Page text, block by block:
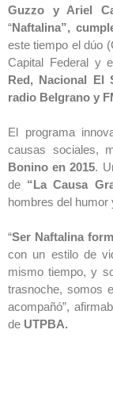
Guzzo y Ariel
“Naftalina”,
este tiempo el dúo
Capital Federal y
Red, Nacional El
radio Belgrano y
El programa
causas sociales,
Bonino en 2015.
de “La Causa
hombres del humor
“Ser Naftalina
con un estilo de
mismo tiempo, y
trasnoche, somos
acompañó”,
de UTPBA.